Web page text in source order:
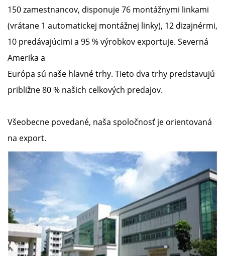
150 zamestnancov, disponuje 76 montážnymi linkami
(vrátane 1 automatickej montážnej linky), 12 dizajnérmi,
10 predávajúcimi a 95 % výrobkov exportuje. Severná
Amerika a
Európa sú naše hlavné trhy. Tieto dva trhy predstavujú
približne 80 % našich celkových predajov.
Všeobecne povedané, naša spoločnosť je orientovaná
na export.